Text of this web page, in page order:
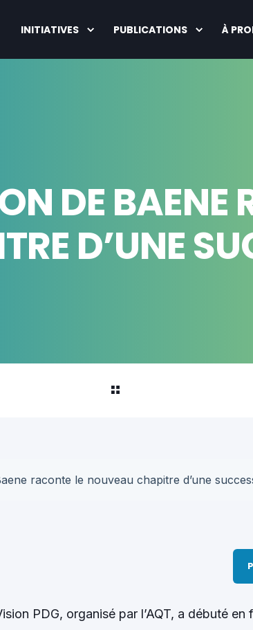
INITIATIVES PUBLICATIONS À
DE BAENE
D’UNE
PDG, organisé par l’AQT, a débuté en